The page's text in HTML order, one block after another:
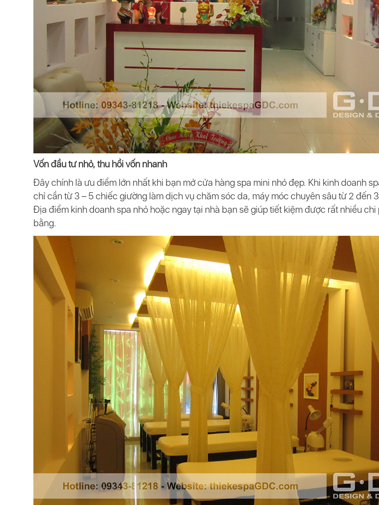
Vốn đầu tư nhỏ, thu hồi vốn nhanh
Đây chính là ưu điểm lớn nhất khi bạn mở cửa hàng spa mini nhỏ đẹp. Khi kinh doanh
chỉ cần từ 3 – 5 chiếc giường làm dịch vụ chăm sóc da, máy móc chuyên sâu từ 2 đến
Địa điểm kinh doanh spa nhỏ hoặc ngay tại nhà bạn sẽ giúp tiết kiệm được rất nhiều chi
bằng.